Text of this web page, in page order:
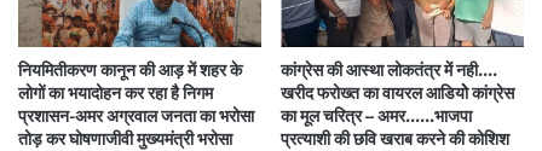
नियमितीकरण कानून की आड़ में शहर के
लोगों का भयादोहन कर रहा है निगम
प्रशासन-अमर अग्रवाल जनता का भरोसा
तोड़ कर घोषणाजीवी मुख्यमंत्री भरोसा
कांग्रेस की आस्था लोकतंत्र में नही….
खरीद फरोख्त का वायरल आडियोे कांग्रेस
का मूल चरित्र – अमर……भाजपा
प्रत्याशी की छवि खराब करने की कोशिश